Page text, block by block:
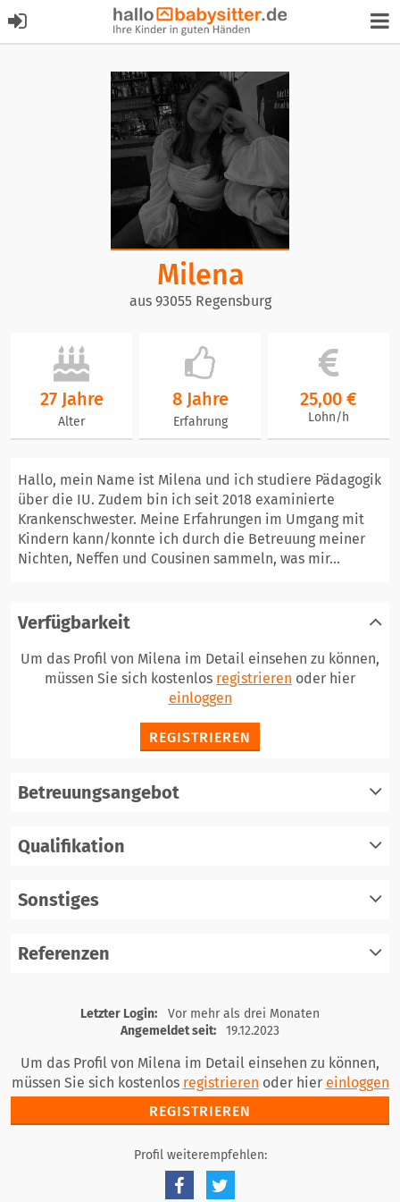
Milena
aus 93055 Regensburg
27 Jahre
Alter
8 Jahre
Erfahrung
25,00 €
Lohn/h
Hallo, mein Name ist Milena und ich studiere Pädagogik
über die IU. Zudem bin ich seit 2018 examinierte
Krankenschwester. Meine Erfahrungen im Umgang mit
Kindern kann/konnte ich durch die Betreuung meiner
Nichten, Neffen und Cousinen sammeln, was mir...
Verfügbarkeit
Um das Profil von Milena im Detail einsehen zu können,
müssen Sie sich kostenlos registrieren oder hier
einloggen
REGISTRIEREN
Betreuungsangebot
Qualifikation
Sonstiges
Referenzen
registrieren
einloggen
Letzter Login:
Vor mehr als drei Monaten
Angemeldet seit:
19.12.2023
Um das Profil von Milena im Detail einsehen zu können,
müssen Sie sich kostenlos registrieren oder hier einloggen
REGISTRIEREN
Profil weiterempfehlen: